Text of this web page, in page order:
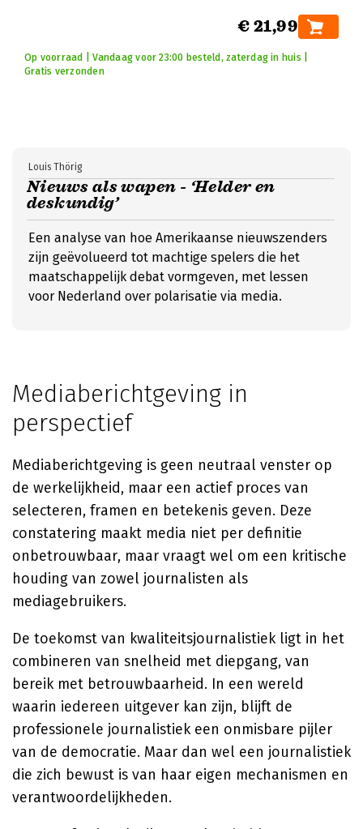
€ 21,99
Op voorraad | Vandaag voor 23:00 besteld, zaterdag in huis |
Gratis verzonden
Nieuws als wapen - ‘Helder en
deskundig’
Louis Thörig
Een analyse van hoe Amerikaanse nieuwszenders
zijn geëvolueerd tot machtige spelers die het
maatschappelijk debat vormgeven, met lessen
voor Nederland over polarisatie via media.
Mediaberichtgeving in
perspectief
Mediaberichtgeving is geen neutraal venster op
de werkelijkheid, maar een actief proces van
selecteren, framen en betekenis geven. Deze
constatering maakt media niet per definitie
onbetrouwbaar, maar vraagt wel om een kritische
houding van zowel journalisten als
mediagebruikers.
De toekomst van kwaliteitsjournalistiek ligt in het
combineren van snelheid met diepgang, van
bereik met betrouwbaarheid. In een wereld
waarin iedereen uitgever kan zijn, blijft de
professionele journalistiek een onmisbare pijler
van de democratie. Maar dan wel een journalistiek
die zich bewust is van haar eigen mechanismen en
verantwoordelijkheden.